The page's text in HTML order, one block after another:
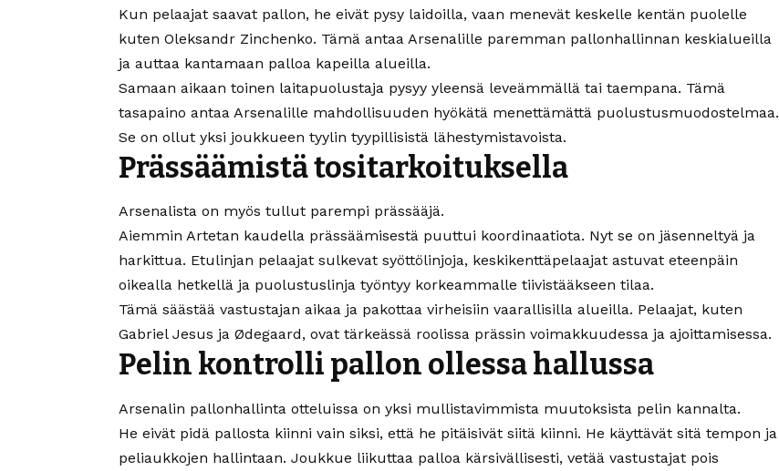
Kun pelaajat saavat pallon, he eivät pysy laidoilla, vaan menevät keskelle kentän puolelle
kuten Oleksandr Zinchenko. Tämä antaa Arsenalille paremman pallonhallinnan keskialueilla
ja auttaa kantamaan palloa kapeilla alueilla.
Samaan aikaan toinen laitapuolustaja pysyy yleensä leveämmällä tai taempana. Tämä
tasapaino antaa Arsenalille mahdollisuuden hyökätä menettämättä puolustusmuodostelmaa.
Se on ollut yksi joukkueen tyylin tyypillisistä lähestymistavoista.
Prässäämistä tositarkoituksella
Arsenalista on myös tullut parempi prässääjä.
Aiemmin Artetan kaudella prässäämisestä puuttui koordinaatiota. Nyt se on jäsenneltyä ja
harkittua. Etulinjan pelaajat sulkevat syöttölinjoja, keskikenttäpelaajat astuvat eteenpäin
oikealla hetkellä ja puolustuslinja työntyy korkeammalle tiivistääkseen tilaa.
Tämä säästää vastustajan aikaa ja pakottaa virheisiin vaarallisilla alueilla. Pelaajat, kuten
Gabriel Jesus ja Ødegaard, ovat tärkeässä roolissa prässin voimakkuudessa ja ajoittamisessa.
Pelin kontrolli pallon ollessa hallussa
Arsenalin pallonhallinta otteluissa on yksi mullistavimmista muutoksista pelin kannalta.
He eivät pidä pallosta kiinni vain siksi, että he pitäisivät siitä kiinni. He käyttävät sitä tempon ja
peliaukkojen hallintaan. Joukkue liikuttaa palloa kärsivällisesti, vetää vastustajat pois